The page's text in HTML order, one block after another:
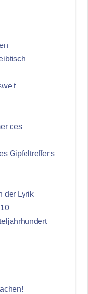
des
Gipfeltreffens
der Lyrik